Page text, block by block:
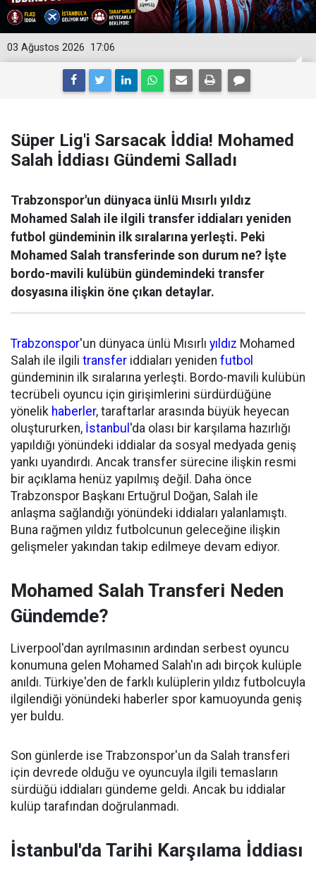
17:06
03 Ağustos 2026
Süper Lig'i Sarsacak İddia! Mohamed
Salah İddiası Gündemi Salladı
Trabzonspor'un dünyaca ünlü Mısırlı yıldız
Mohamed Salah ile ilgili transfer iddiaları yeniden
futbol gündeminin ilk sıralarına yerleşti. Peki
Mohamed Salah transferinde son durum ne? İşte
bordo-mavili kulübün gündemindeki transfer
dosyasına ilişkin öne çıkan detaylar.
Trabzonspor'un dünyaca ünlü Mısırlı yıldız Mohamed
Salah ile ilgili transfer iddiaları yeniden futbol
gündeminin ilk sıralarına yerleşti. Bordo-mavili kulübün
tecrübeli oyuncu için girişimlerini sürdürdüğüne
yönelik haberler, taraftarlar arasında büyük heyecan
oluştururken, İstanbul 'da olası bir karşılama hazırlığı
yapıldığı yönündeki iddialar da sosyal medyada geniş
yankı uyandırdı. Ancak transfer sürecine ilişkin resmi
bir açıklama henüz yapılmış değil. Daha önce
Trabzonspor Başkanı Ertuğrul Doğan, Salah ile
anlaşma sağlandığı yönündeki iddiaları yalanlamıştı.
Buna rağmen yıldız futbolcunun geleceğine ilişkin
gelişmeler yakından takip edilmeye devam ediyor.
Mohamed Salah Transferi Neden
Gündemde?
Liverpool'dan ayrılmasının ardından serbest oyuncu
konumuna gelen Mohamed Salah'ın adı birçok kulüple
anıldı. Türkiye'den de farklı kulüplerin yıldız futbolcuyla
ilgilendiği yönündeki haberler spor kamuoyunda geniş
yer buldu.
Son günlerde ise Trabzonspor'un da Salah transferi
için devrede olduğu ve oyuncuyla ilgili temasların
sürdüğü iddiaları gündeme geldi. Ancak bu iddialar
kulüp tarafından doğrulanmadı.
İstanbul'da Tarihi Karşılama İddiası